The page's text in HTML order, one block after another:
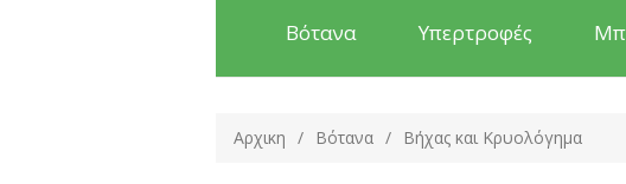
Βότανα Υπερτροφές
Αρχικη / Βότανα / Βήχας και Κρυολόγημα